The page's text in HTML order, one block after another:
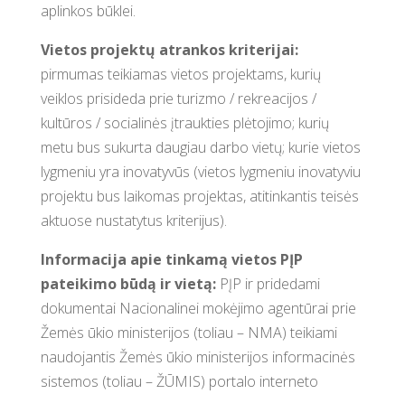
aplinkos būklei.
Vietos projektų atrankos kriterijai:
pirmumas teikiamas vietos projektams, kurių
veiklos prisideda prie turizmo / rekreacijos /
kultūros / socialinės įtraukties plėtojimo; kurių
metu bus sukurta daugiau darbo vietų; kurie vietos
lygmeniu yra inovatyvūs (vietos lygmeniu inovatyviu
projektu bus laikomas projektas, atitinkantis teisės
aktuose nustatytus kriterijus).
Informacija apie tinkamą vietos PĮP
pateikimo būdą ir vietą:PĮP ir pridedami
dokumentai Nacionalinei mokėjimo agentūrai prie
Žemės ūkio ministerijos (toliau – NMA) teikiami
naudojantis Žemės ūkio ministerijos informacinės
sistemos (toliau – ŽŪMIS) portalo interneto